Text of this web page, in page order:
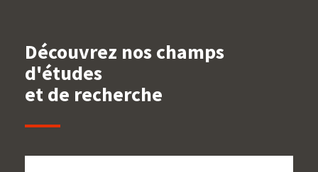
Découvrez nos champs
d'études
et de recherche